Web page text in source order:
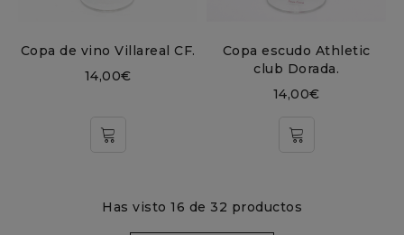
Copa de vino Villareal CF.
14,00€
Copa escudo Athletic
club Dorada.
14,00€
Has visto 16 de 32 productos